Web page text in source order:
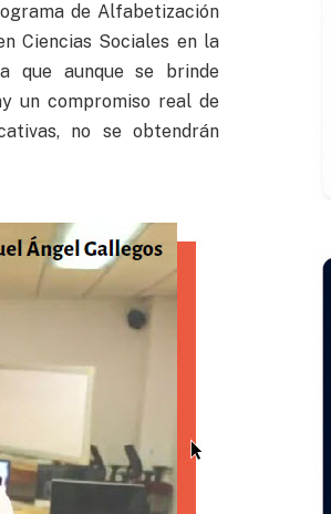
de Alfabetización
Ciencias Sociales en la
que aunque se brinde
un compromiso real de
no se obtendrán